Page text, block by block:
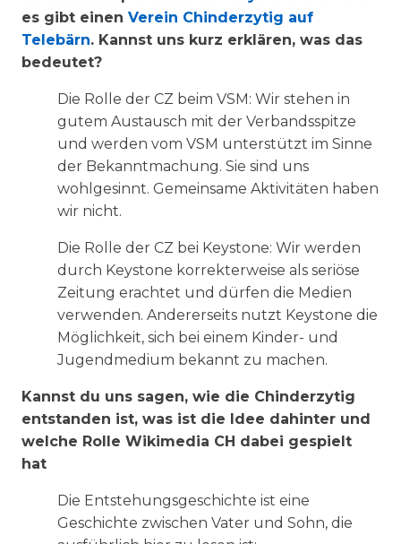
es gibt einen Verein Chinderzytig auf
Telebärn. Kannst uns kurz erklären, was das
bedeutet?
Die Rolle der CZ beim VSM: Wir stehen in
gutem Austausch mit der Verbandsspitze
und werden vom VSM unterstützt im Sinne
der Bekanntmachung. Sie sind uns
wohlgesinnt. Gemeinsame Aktivitäten haben
wir nicht.
Die Rolle der CZ bei Keystone: Wir werden
durch Keystone korrekterweise als seriöse
Zeitung erachtet und dürfen die Medien
verwenden. Andererseits nutzt Keystone die
Möglichkeit, sich bei einem Kinder- und
Jugendmedium bekannt zu machen.
Kannst du uns sagen, wie die Chinderzytig
entstanden ist, was ist die Idee dahinter und
welche Rolle Wikimedia CH dabei gespielt
hat
Die Entstehungsgeschichte ist eine
Geschichte zwischen Vater und Sohn, die